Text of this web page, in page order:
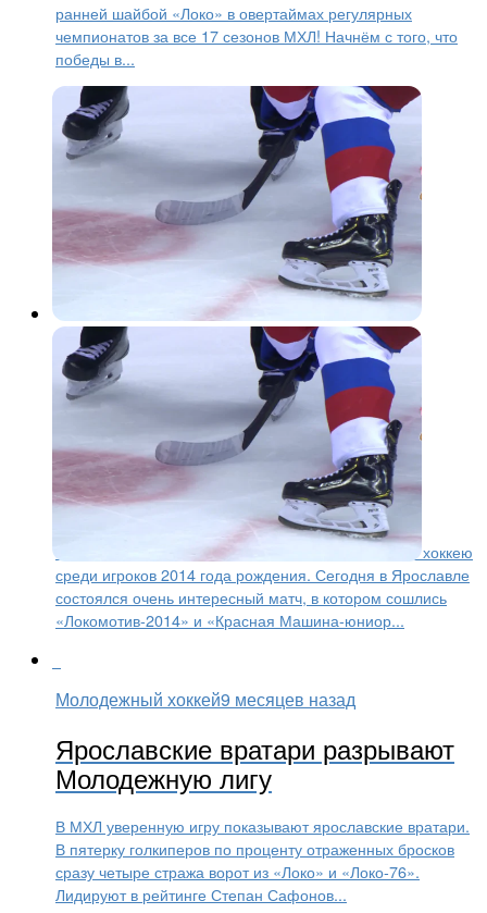
ранней шайбой «Локо» в овертаймах регулярных
чемпионатов за все 17 сезонов МХЛ! Начнём с того, что
победы в...
Молодежный хоккей7 месяцев назад
Роман Ротенберг потерпел в
Ярославле сокрушительное
поражение
Продолжается розыгрыш Первенства г. Москвы по хоккею
среди игроков 2014 года рождения. Сегодня в Ярославле
состоялся очень интересный матч, в котором сошлись
«Локомотив-2014» и «Красная Машина-юниор...
Молодежный хоккей9 месяцев назад
Ярославские вратари разрывают
Молодежную лигу
В МХЛ уверенную игру показывают ярославские вратари.
В пятерку голкиперов по проценту отраженных бросков
сразу четыре стража ворот из «Локо» и «Локо-76».
Лидируют в рейтинге Степан Сафонов...